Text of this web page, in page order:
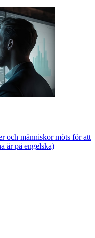
och människor möts för att
är på engelska)